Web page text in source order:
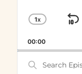
CHANGE
RATE
1X
00:00
Search
Episodes